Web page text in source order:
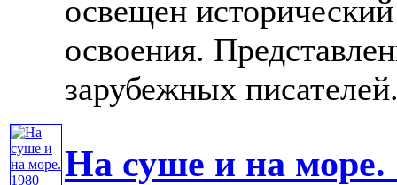
освещен
освоения.
зарубежных
На суше и на море.